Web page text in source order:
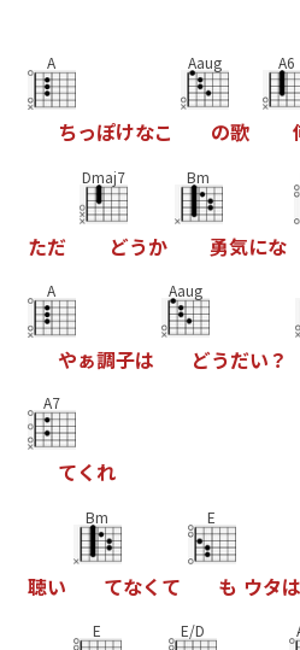
A
ちっぽけなこ
Aaug
の歌
A6
ただ
Dmaj7
どうか
Bm
勇気にな
A
やぁ調子は
Aaug
どうだい ？
A7
てく れ
聴い
Bm
てなく て
E
も ウタは
E E/D